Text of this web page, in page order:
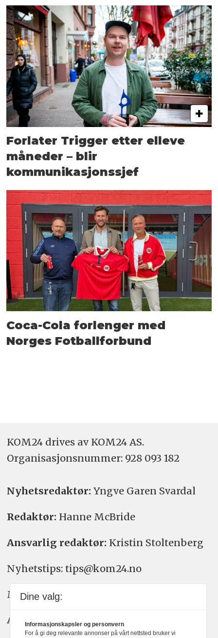
Forlater Trigger etter elleve
måneder – blir
kommunikasjonssjef
Coca-Cola forlenger med
Norges Fotballforbund
KOM24 drives av KOM24 AS.
Organisasjons­nummer: 928 093 182
Nyhetsredaktør: Yngve Garen Svardal
Redaktør: Hanne McBride
Ansvarlig redaktør: Kristin Stoltenberg
Nyhetstips: tips@kom24.no
Meninger: meninger@kom24.no
Annonse: annonse@watchmedia.no
Dine valg:
Informasjonskapsler og personvern
For å gi deg relevante annonser på vårt nettsted bruker vi